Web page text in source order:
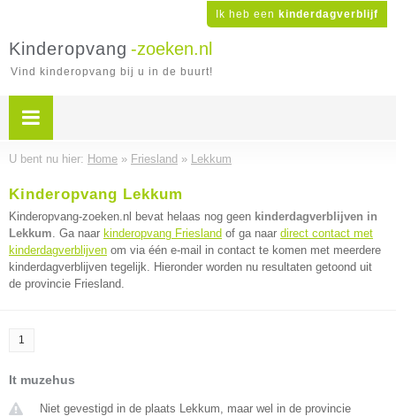
Ik heb een kinderdagverblijf
Kinderopvang -zoeken.nl
Vind kinderopvang bij u in de buurt!
U bent nu hier: Home » Friesland » Lekkum
Kinderopvang Lekkum
Kinderopvang-zoeken.nl bevat helaas nog geen kinderdagverblijven in
Lekkum. Ga naar kinderopvang Friesland of ga naar direct contact met
kinderdagverblijven om via één e-mail in contact te komen met meerdere
kinderdagverblijven tegelijk. Hieronder worden nu resultaten getoond uit
de provincie Friesland.
1
It muzehus
Niet gevestigd in de plaats Lekkum, maar wel in de provincie